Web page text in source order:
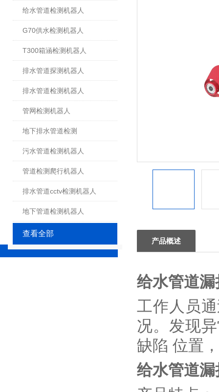
给水管道检测机器人
G70供水检测机器人
T300箱涵检测机器人
排水管道探测机器人
排水管道检测机器人
管网检测机器人
地下排水管道检测
污水管道检测机器人
管道检测爬行机器人
排水管道cctv检测机器人
地下管道检测机器人
查看全部
产品概述
给水管道
工作人员
况。发现
缺陷 位置
给水管道